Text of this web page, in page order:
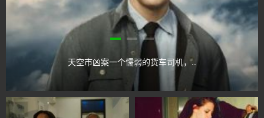
天空市凶案一个懦弱的货车司机，..